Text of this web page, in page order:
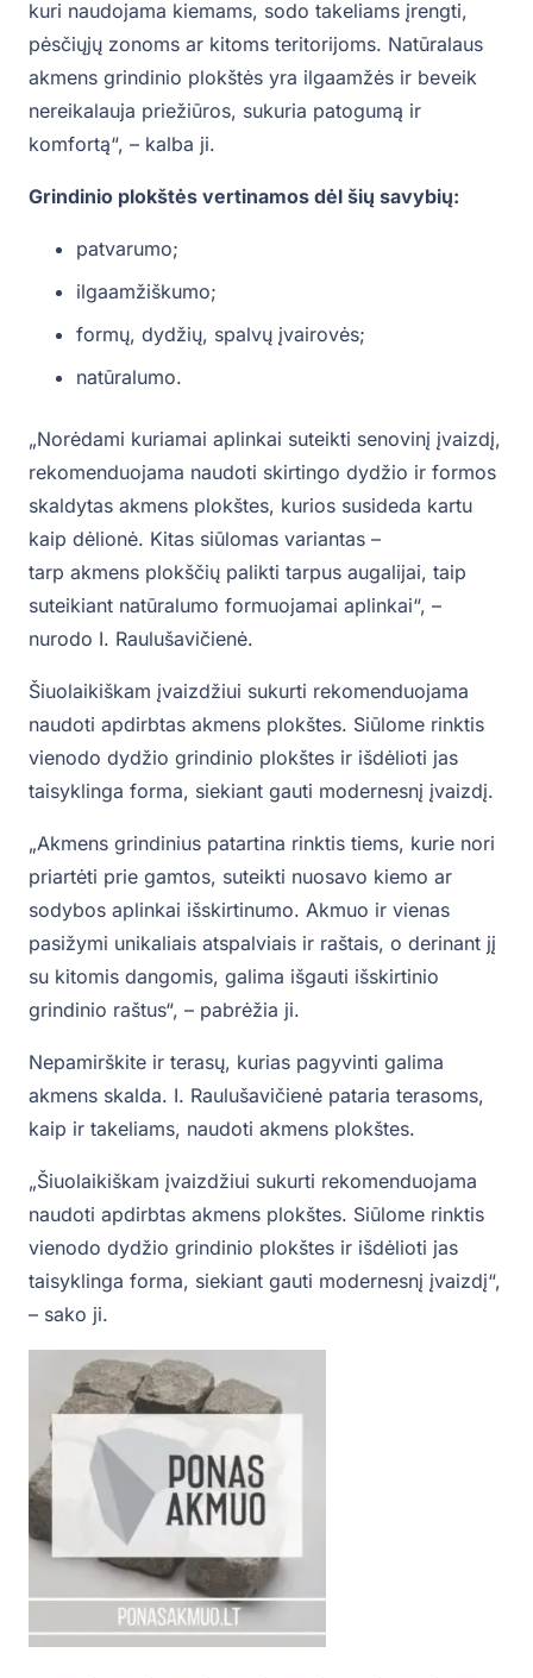
kuri naudojama kiemams, sodo takeliams įrengti,
pėsčiųjų zonoms ar kitoms teritorijoms. Natūralaus
akmens grindinio plokštės yra ilgaamžės ir beveik
nereikalauja priežiūros, sukuria patogumą ir
komfortą“, – kalba ji.
Grindinio plokštės vertinamos dėl šių savybių:
patvarumo;
ilgaamžiškumo;
formų, dydžių, spalvų įvairovės;
natūralumo.
„Norėdami kuriamai aplinkai suteikti senovinį įvaizdį,
rekomenduojama naudoti skirtingo dydžio ir formos
skaldytas akmens plokštes, kurios susideda kartu
kaip dėlionė. Kitas siūlomas variantas –
tarp akmens plokščių palikti tarpus augalijai, taip
suteikiant natūralumo formuojamai aplinkai“, –
nurodo I. Raulušavičienė.
Šiuolaikiškam įvaizdžiui sukurti rekomenduojama
naudoti apdirbtas akmens plokštes. Siūlome rinktis
vienodo dydžio grindinio plokštes ir išdėlioti jas
taisyklinga forma, siekiant gauti modernesnį įvaizdį.
„Akmens grindinius patartina rinktis tiems, kurie nori
priartėti prie gamtos, suteikti nuosavo kiemo ar
sodybos aplinkai išskirtinumo. Akmuo ir vienas
pasižymi unikaliais atspalviais ir raštais, o derinant jį
su kitomis dangomis, galima išgauti išskirtinio
grindinio raštus“, – pabrėžia ji.
Nepamirškite ir terasų, kurias pagyvinti galima
akmens skalda. I. Raulušavičienė pataria terasoms,
kaip ir takeliams, naudoti akmens plokštes.
„Šiuolaikiškam įvaizdžiui sukurti rekomenduojama
naudoti apdirbtas akmens plokštes. Siūlome rinktis
vienodo dydžio grindinio plokštes ir išdėlioti jas
taisyklinga forma, siekiant gauti modernesnį įvaizdį“,
– sako ji.